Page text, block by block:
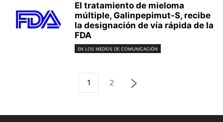
El tratamiento de mieloma
múltiple, Galinpepimut-S, recibe
la designación de vía rápida de la
FDA
EN LOS MEDIOS DE COMUNICACIÓN
1 2